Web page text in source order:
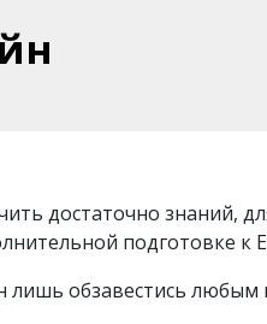
достаточно знаний,
подготовке к
лишь обзавестись любым